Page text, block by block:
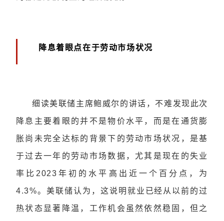
降息着眼点在于劳动市场状况
细读美联储主席鲍威尔的讲话，不难发现此次
降息主要着眼的并不是物价水平，而是在通货膨
胀尚未完全达标的背景下的劳动市场状况，是基
于过去一年的劳动市场数据，尤其是现在的失业
率比2023年初的水平高出近一个百分点，为
4.3%。美联储认为，这说明就业已经从以前的过
热状态显著降温，工作机会虽然依然稳固，但之